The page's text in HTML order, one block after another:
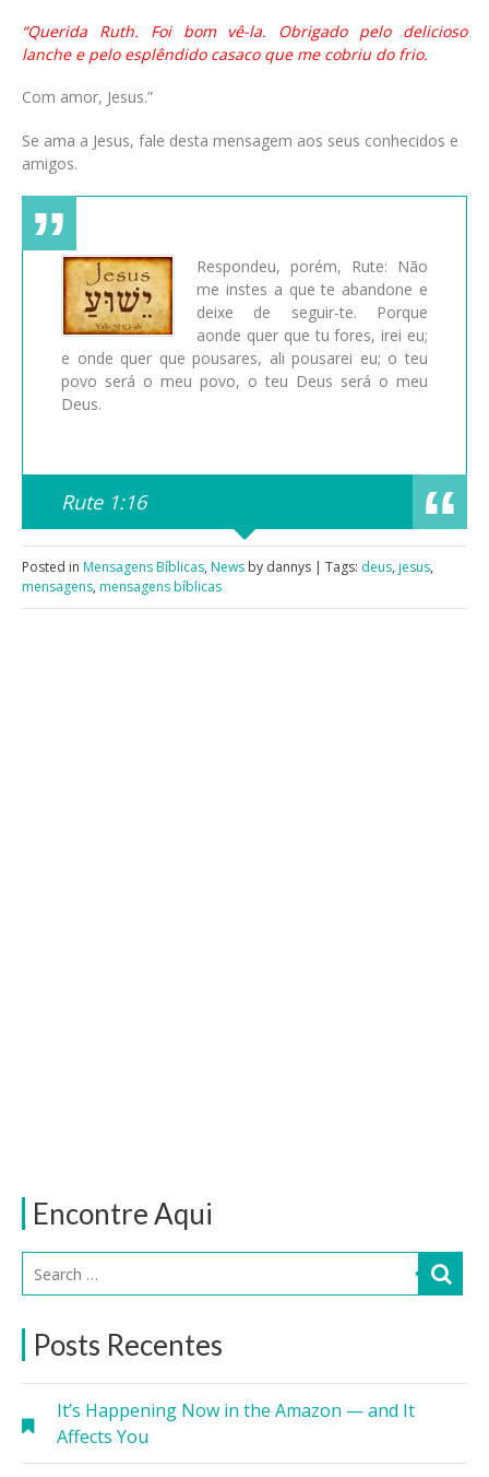
Encontre Aqui
Posts Recentes
It’s Happening Now in the Amazon — and It
Affects You
“Querida Ruth. Foi bom vê-la. Obrigado pelo delicioso
lanche e pelo esplêndido casaco que me cobriu do frio.
Com amor, Jesus.”
Se ama a Jesus, fale desta mensagem aos seus conhecidos e
amigos.
Respondeu, porém, Rute: Não
me instes a que te abandone e
deixe de seguir-te. Porque
aonde quer que tu fores, irei eu;
e onde quer que pousares, ali pousarei eu; o teu
povo será o meu povo, o teu Deus será o meu
Deus.
Rute 1:16
Posted in Mensagens Bíblicas, News by dannys | Tags: deus, jesus,
mensagens, mensagens bíblicas